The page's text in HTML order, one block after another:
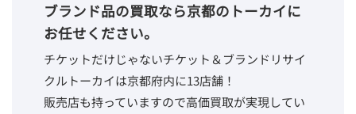
ブランド品の買取なら京都のトーカイに
お任せください。
チケットだけじゃないチケット＆ブランドリサイ
クルトーカイは京都府内に13店舗！
販売店も持っていますので高価買取が実現してい